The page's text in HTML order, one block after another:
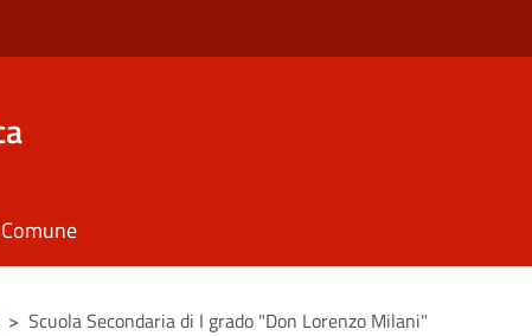
> Scuola Secondaria di I grado "Don Lorenzo Milani"